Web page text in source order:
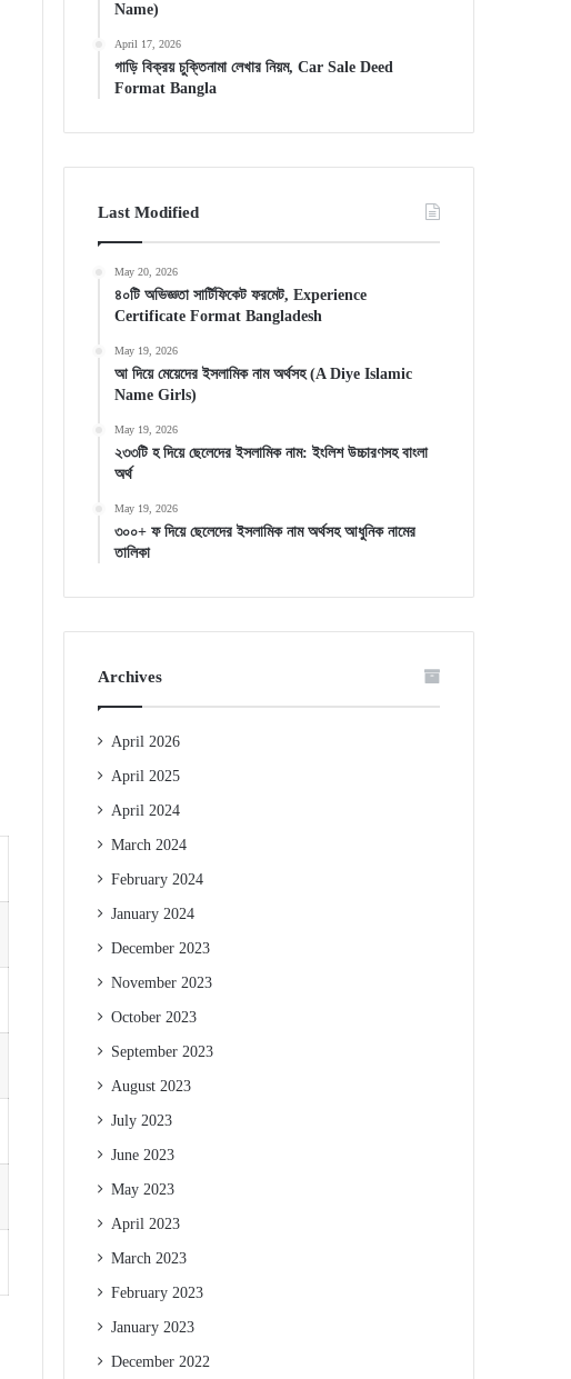
Name)
April 17, 2026
গাড়ি বিক্রয় চুক্তিনামা লেখার নিয়ম, Car Sale Deed
Format Bangla
Last Modified
May 20, 2026
৪০টি অভিজ্ঞতা সার্টিফিকেট ফরমেট, Experience
Certificate Format Bangladesh
May 19, 2026
আ দিয়ে মেয়েদের ইসলামিক নাম অর্থসহ (A Diye Islamic
Name Girls)
May 19, 2026
২৩৩টি হ দিয়ে ছেলেদের ইসলামিক নাম: ইংলিশ উচ্চারণসহ বাংলা
অর্থ
May 19, 2026
৩০০+ ফ দিয়ে ছেলেদের ইসলামিক নাম অর্থসহ আধুনিক নামের
তালিকা
Archives
April 2026
April 2025
April 2024
March 2024
February 2024
January 2024
December 2023
November 2023
October 2023
September 2023
August 2023
July 2023
June 2023
May 2023
April 2023
March 2023
February 2023
January 2023
December 2022